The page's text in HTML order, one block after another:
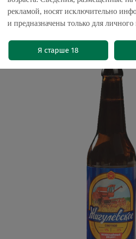
Пиво Канцлер
"Возрожденный
- 12шт
(0)
рекламой, носят исключительно
и предназначены только для личного
Я старше 18